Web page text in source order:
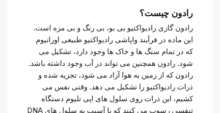
رادون چیست؟
رادون گازی رادیواکتیو بی بو، بی رنگ و بی مزه است.
این ماده در فرآیند واپاشی رادیواکتیو طبیعی اورانیوم
که در تمام سنگ ها و خاک ها وجود دارد، تشکیل می
شود. رادون همچنین می تواند در آب وجود داشته باشد.
رادون که از زمین به هوا آزاد می شود، تجزیه شده و
ذرات رادیواکتیو را تشکیل می دهد. وقتی نفس می
کشیم، این ذرات روی سلول های اپی تلیوم دستگاه
تنفسی رسوب می کنند که با آسیب به سلول های DNA